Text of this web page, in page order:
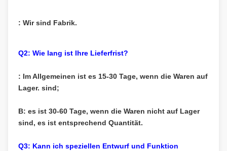
: Wir sind Fabrik.
Q2: Wie lang ist Ihre Lieferfrist?
: Im Allgemeinen ist es 15-30 Tage, wenn die Waren auf
Lager. sind;
B: es ist 30-60 Tage, wenn die Waren nicht auf Lager
sind, es ist entsprechend Quantität.
Q3: Kann ich speziellen Entwurf und Funktion